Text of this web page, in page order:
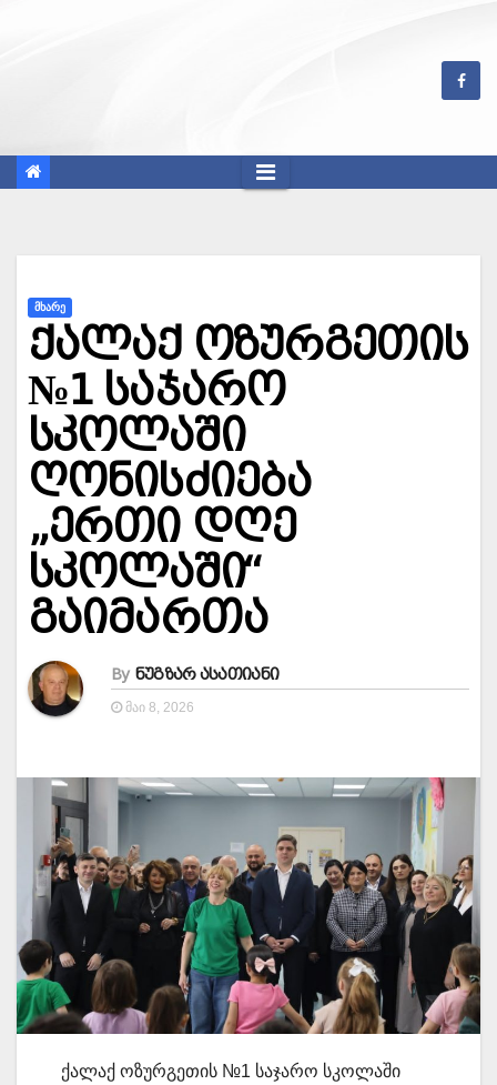
ᲛᲮᲐᲠᲔ
ქალაქ ოზურგეთის
№1 საჯარო
სკოლაში
ღონისძიება
„ერთი დღე
სკოლაში“
გაიმართა
By ნუგზარ ასათიანი
ᲛᲐᲘ 8, 2026
ქალაქ ოზურგეთის №1 საჯარო სკოლაში